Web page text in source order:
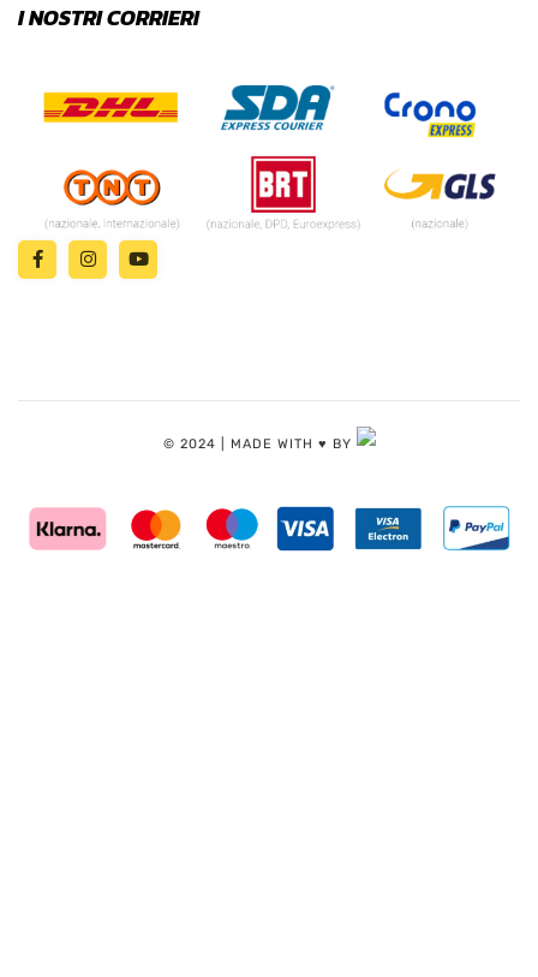
I NOSTRI CORRIERI
© 2024 | MADE WITH ♥️ BY